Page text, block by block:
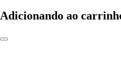
Adicionando ao